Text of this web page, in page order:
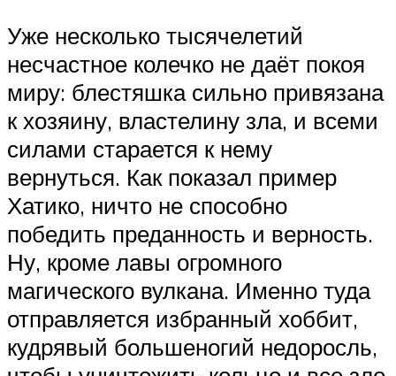
Уже несколько тысячелетий
несчастное колечко не даёт покоя
миру: блестяшка сильно привязана
к хозяину, властелину зла, и всеми
силами старается к нему
вернуться. Как показал пример
Хатико, ничто не способно
победить преданность и верность.
Ну, кроме лавы огромного
магического вулкана. Именно туда
отправляется избранный хоббит,
кудрявый большеногий недоросль,